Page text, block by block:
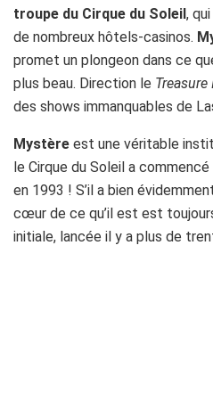
troupe du Cirque du Soleil,
de nombreux hôtels-casinos.
promet un plongeon dans ce
plus beau. Direction le Treasure
des shows immanquables de
Mystère est une véritable
le Cirque du Soleil a
en 1993 ! S’il a bien
cœur de ce qu’il est est
initiale, lancée il y a plus de